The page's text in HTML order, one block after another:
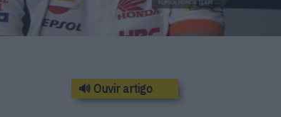
🔊 Ouvir artigo